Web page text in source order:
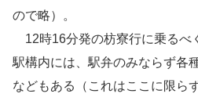
ので略）。
12時16分発の枋寮行に乗るべ
駅構内には、駅弁のみならず各
などもある（これはここに限ら